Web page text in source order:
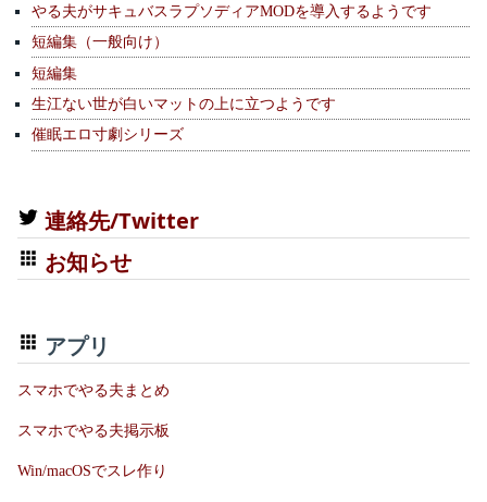
やる夫がサキュバスラプソディアMODを導入するようです
短編集（一般向け）
短編集
生江ない世が白いマットの上に立つようです
催眠エロ寸劇シリーズ
連絡先/Twitter
お知らせ
アプリ
スマホでやる夫まとめ
スマホでやる夫掲示板
Win/macOSでスレ作り